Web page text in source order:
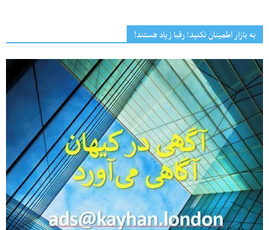
به بازار اطمینان نکنید؛ رقبا زیاد هستند!